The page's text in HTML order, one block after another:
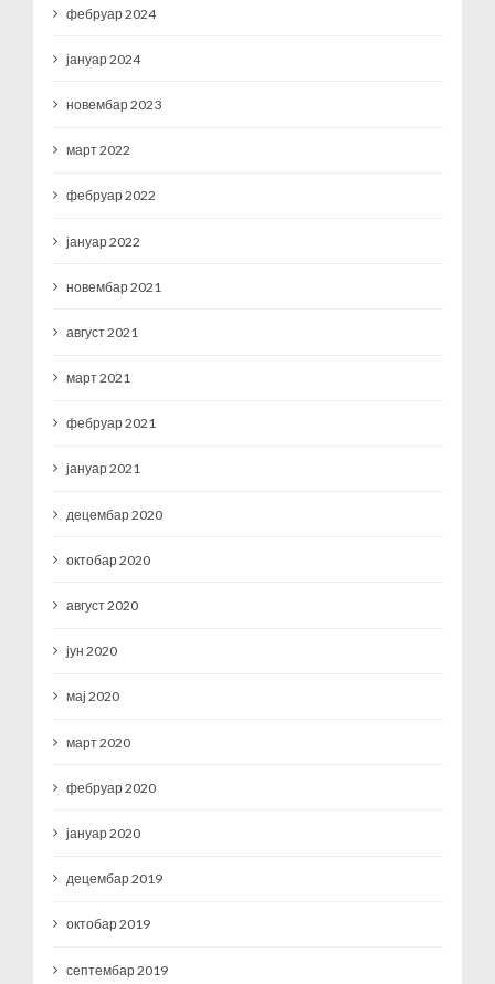
фебруар 2024
јануар 2024
новембар 2023
март 2022
фебруар 2022
јануар 2022
новембар 2021
август 2021
март 2021
фебруар 2021
јануар 2021
децембар 2020
октобар 2020
август 2020
јун 2020
мај 2020
март 2020
фебруар 2020
јануар 2020
децембар 2019
октобар 2019
септембар 2019